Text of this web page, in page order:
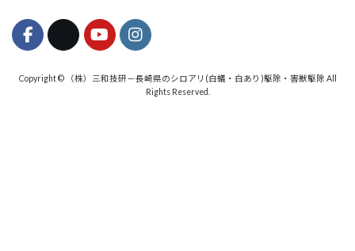
Copyright © （株）三和技研－長崎県のシロアリ(白蟻・白あり)駆除・害獣駆除 All
Rights Reserved.